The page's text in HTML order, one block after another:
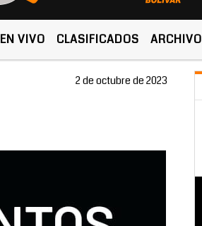
VIVO CLASIFICADOS ARCHIVO
2 de octubre de 2023